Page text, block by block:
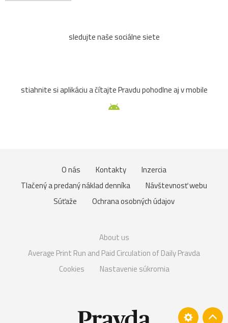
sledujte naše sociálne siete
stiahnite si aplikáciu a čítajte Pravdu pohodlne aj v mobile
O nás Kontakty
Inzercia
Tlačený a predaný náklad denníka
Návštevnosť webu
Súťaže
Ochrana osobných údajov
About us
Average Print Run and Paid Circulation of Daily Pravda
Cookies
Nastavenie súkromia